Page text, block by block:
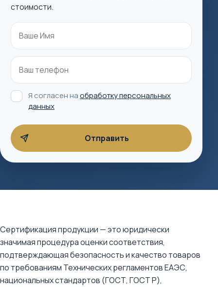
стоимости.
Я согласен наобработку персональных
данных
Сертификация продукции — это юридически
значимая процедура оценки соответствия,
подтверждающая безопасность и качество товаров
по требованиям Технических регламентов ЕАЭС,
национальных стандартов (ГОСТ, ГОСТ Р),